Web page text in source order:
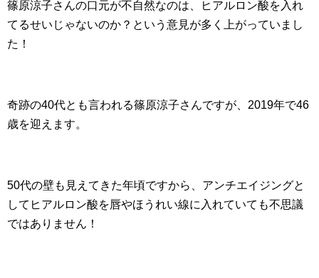
篠原涼子さんの口元が不自然なのは、ヒアルロン酸を入れ
てるせいじゃないのか？という意見が多く上がっていまし
た！
奇跡の40代とも言われる篠原涼子さんですが、2019年で46
歳を迎えます。
50代の壁も見えてきた年頃ですから、アンチエイジングと
してヒアルロン酸を唇やほうれい線に入れていても不思議
ではありません！